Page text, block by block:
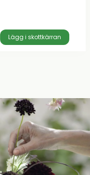
Lägg i skottkärran